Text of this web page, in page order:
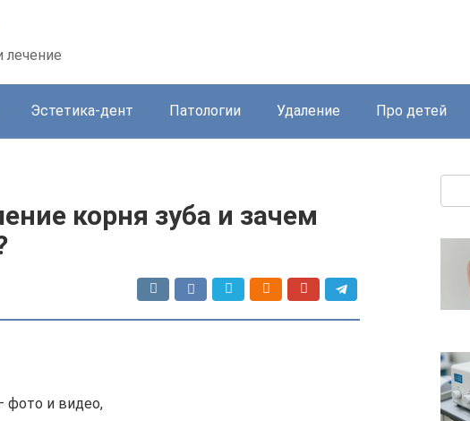
лечение
Эстетика-дент Патологии Удаление Про детей
корня зуба и зачем
фото и видео,